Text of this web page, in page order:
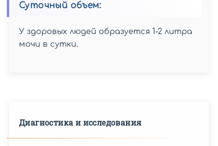
Суточный объем:
У здоровых людей образуется 1-2 литра
мочи в сутки.
Диагностика и исследования